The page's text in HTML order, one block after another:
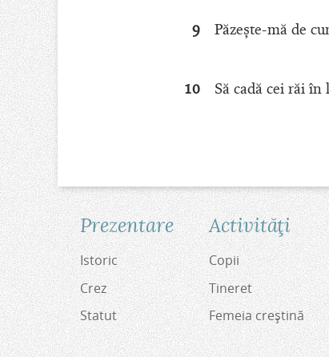
9 Păzeşte-mă de
10 Să cadă cei răi
Prezentare
Istoric
Crez
Statut
Activităţi
Copii
Tineret
Femeia creştină